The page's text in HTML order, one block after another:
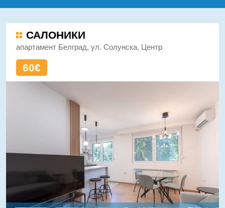
САЛОНИКИ
апартамент Белград, ул. Солунска, Центр
60€